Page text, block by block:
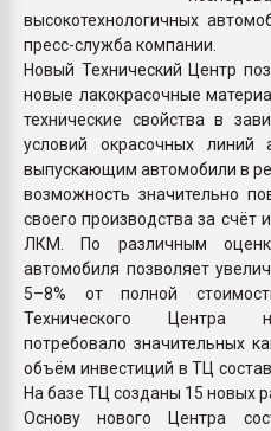
высокотехнологичных
пресс-служба компании.
Новый Технический Центр
новые лакокрасочные
технические свойства в
условий окрасочных линий
выпускающим автомобили в
возможность значительно
своего производства за счёт
ЛКМ. По различным
автомобиля позволяет
5–8% от полной
Технического Центра
потребовало значительных
объём инвестиций в ТЦ
На базе ТЦ созданы 15 новых
Основу нового Центра